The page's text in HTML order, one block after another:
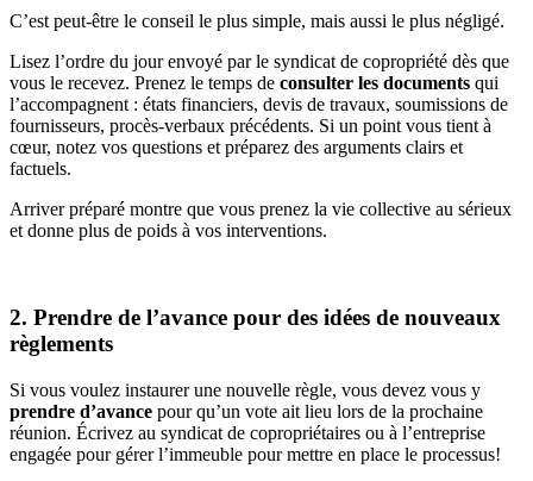
C’est peut-être le conseil le plus simple, mais aussi le plus négligé.
Lisez l’ordre du jour envoyé par le syndicat de copropriété dès que
vous le recevez. Prenez le temps de consulter les documents qui
l’accompagnent : états financiers, devis de travaux, soumissions de
fournisseurs, procès-verbaux précédents. Si un point vous tient à
cœur, notez vos questions et préparez des arguments clairs et
factuels.
Arriver préparé montre que vous prenez la vie collective au sérieux
et donne plus de poids à vos interventions.
2. Prendre de l’avance pour des idées de nouveaux
règlements
Si vous voulez instaurer une nouvelle règle, vous devez vous y
prendre d’avance pour qu’un vote ait lieu lors de la prochaine
réunion. Écrivez au syndicat de copropriétaires ou à l’entreprise
engagée pour gérer l’immeuble pour mettre en place le processus!